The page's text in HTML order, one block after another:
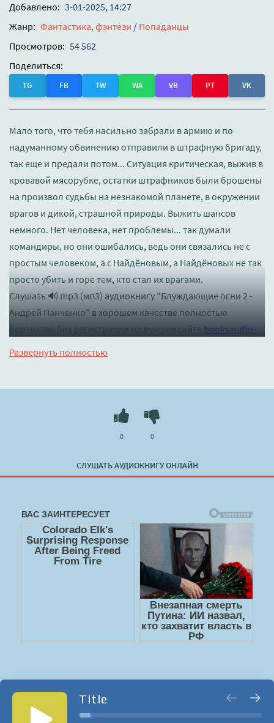
Добавлено: 3-01-2025, 14:27
Жанр: Фантастика, фэнтези / Попаданцы
Просмотров: 54 562
Поделиться:
TG FB TW WA VB PT VK
Мало того, что тебя насильно забрали в армию и по
надуманному обвинению отправили в штрафную бригаду,
так еще и предали потом... Ситуация критическая, выжив в
кровавой мясорубке, остатки штрафников были брошены
на произвол судьбы на незнакомой планете, в окружении
врагов и дикой, страшной природы. Выжить шансов
немного. Нет человека, нет проблемы... так думали
командиры, но они ошибались, ведь они связались не с
простым человеком, а с Найдёновым, а Найдёновых не так
просто убить и горе тем, кто стал их врагами.
Слушать 🔊 mp3 (мп3) аудиокнигу "Блуждающие огни 2 -
Андрей Панченко" в хорошем качестве полностью
бесплатно без регистрации на лучшем сайте booksaudio-
Развернуть полностью
СЛУШАТЬ АУДИОКНИГУ ОНЛАЙН
0 0
Title